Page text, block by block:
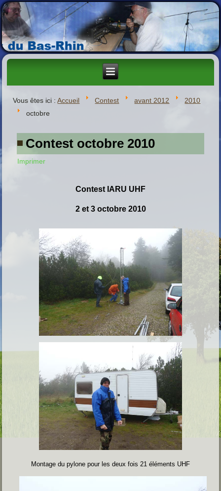
Vous êtes ici :Accueil Contest avant 2012
2010
octobre
Contest octobre 2010
Imprimer
Contest IARU UHF
2 et 3 octobre 2010
Montage du pylone pour les deux fois 21 éléments UHF